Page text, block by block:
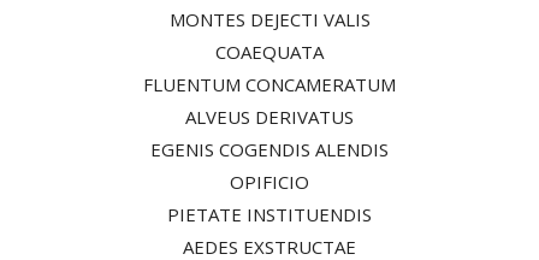
MONTES DEJECTI VALIS
COAEQUATA
FLUENTUM CONCAMERATUM
ALVEUS DERIVATUS
EGENIS COGENDIS ALENDIS
OPIFICIO
PIETATE INSTITUENDIS
AEDES EXSTRUCTAE